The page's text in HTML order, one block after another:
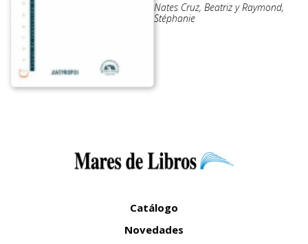
Nates Cruz, Beatriz y Raymond,
Stéphanie
Catálogo
Novedades